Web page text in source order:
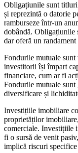
Obligațiunile sunt titluri
și reprezintă o datorie
ramburseze într-un
dobândă. Obligațiunile
dar oferă un
Fondurile mutuale
investitorii își împart
financiare, cum ar fi
Fondurile mutuale sunt
diversificare și
Investițiile imobiliare
proprietăților
comerciale. Investițiile
fi o sursă de venit
implică riscuri